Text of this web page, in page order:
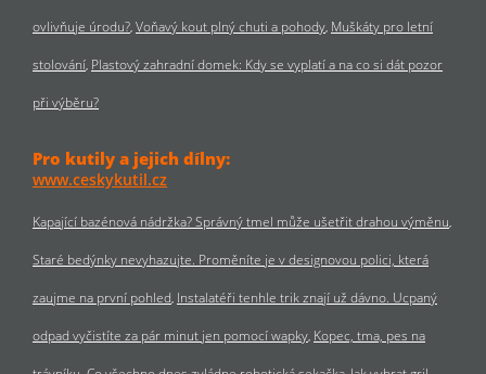
ovlivňuje úrodu? Voňavý kout plný chuti a pohody Muškáty pro letní
stolování Plastový zahradní domek: Kdy se vyplatí a na co si dát pozor
při výběru?
Pro kutily a jejich dílny:
www.ceskykutil.cz
Kapající bazénová nádržka? Správný tmel může ušetřit drahou výměnu
Staré bedýnky nevyhazujte. Proměníte je v designovou polici, která
zaujme na první pohled Instalatéři tenhle trik znají už dávno. Ucpaný
odpad vyčistíte za pár minut jen pomocí wapky Kopec, tma, pes na